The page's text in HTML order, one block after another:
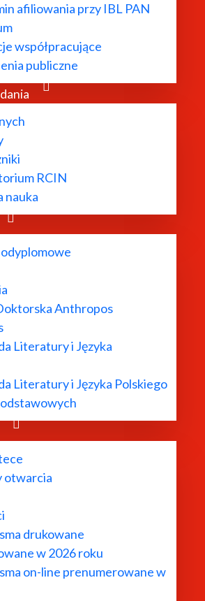
afiliowania przy IBL PAN
współpracujące
publiczne
RCIN
nauka
Anthropos
Literatury i Języka
Literatury i Języka Polskiego
otwarcia
drukowane
w 2026 roku
on-line prenumerowane w